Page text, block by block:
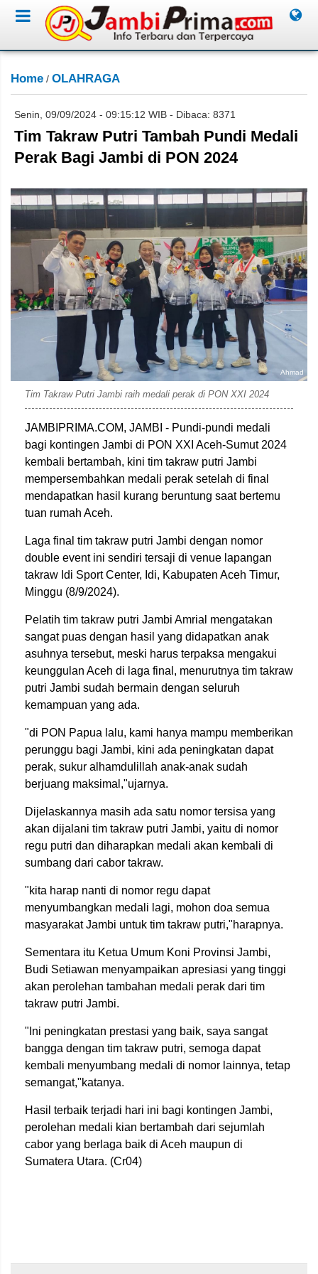
Home / OLAHRAGA
Senin, 09/09/2024 - 09:15:12 WIB - Dibaca: 8371
Tim Takraw Putri Tambah Pundi Medali
Perak Bagi Jambi di PON 2024
Ahmad
Tim Takraw Putri Jambi raih medali perak di PON XXI 2024
JAMBIPRIMA.COM, JAMBI - Pundi-pundi medali
bagi kontingen Jambi di PON XXI Aceh-Sumut 2024
kembali bertambah, kini tim takraw putri Jambi
mempersembahkan medali perak setelah di final
mendapatkan hasil kurang beruntung saat bertemu
tuan rumah Aceh.
Laga final tim takraw putri Jambi dengan nomor
double event ini sendiri tersaji di venue lapangan
takraw Idi Sport Center, Idi, Kabupaten Aceh Timur,
Minggu (8/9/2024).
Pelatih tim takraw putri Jambi Amrial mengatakan
sangat puas dengan hasil yang didapatkan anak
asuhnya tersebut, meski harus terpaksa mengakui
keunggulan Aceh di laga final, menurutnya tim takraw
putri Jambi sudah bermain dengan seluruh
kemampuan yang ada.
"di PON Papua lalu, kami hanya mampu memberikan
perunggu bagi Jambi, kini ada peningkatan dapat
perak, sukur alhamdulillah anak-anak sudah
berjuang maksimal,"ujarnya.
Dijelaskannya masih ada satu nomor tersisa yang
akan dijalani tim takraw putri Jambi, yaitu di nomor
regu putri dan diharapkan medali akan kembali di
sumbang dari cabor takraw.
"kita harap nanti di nomor regu dapat
menyumbangkan medali lagi, mohon doa semua
masyarakat Jambi untuk tim takraw putri,"harapnya.
Sementara itu Ketua Umum Koni Provinsi Jambi,
Budi Setiawan menyampaikan apresiasi yang tinggi
akan perolehan tambahan medali perak dari tim
takraw putri Jambi.
"Ini peningkatan prestasi yang baik, saya sangat
bangga dengan tim takraw putri, semoga dapat
kembali menyumbang medali di nomor lainnya, tetap
semangat,"katanya.
Hasil terbaik terjadi hari ini bagi kontingen Jambi,
perolehan medali kian bertambah dari sejumlah
cabor yang berlaga baik di Aceh maupun di
Sumatera Utara. (Cr04)